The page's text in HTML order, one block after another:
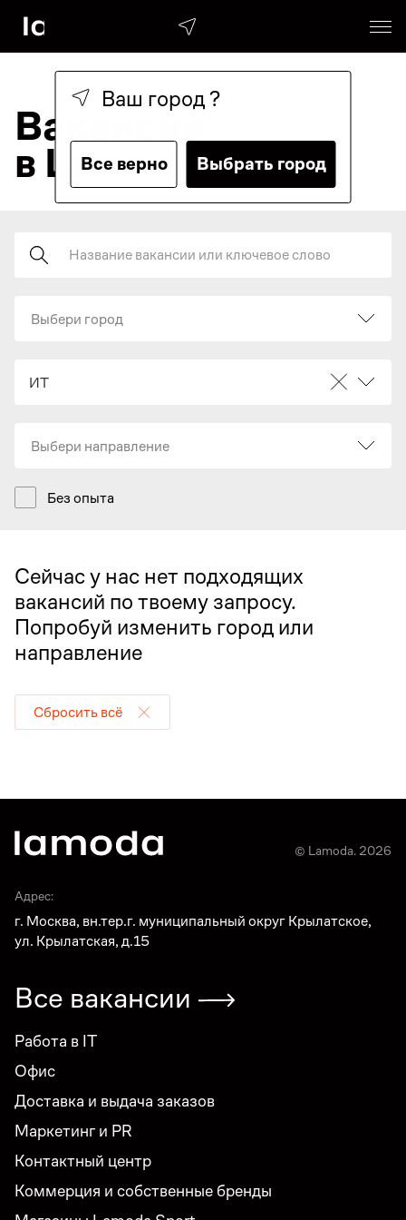
Ваш город?
Все верно Выбрать город
Вакансии
в Lamoda
Выбери город
ИТ
Выбери направление
Без опыта
Сейчас у нас нет подходящих
вакансий по твоему запросу.
Попробуй изменить город или
направление
Сбросить всё
© Lamoda. 2026
Адрес:
г. Москва, вн.тер.г. муниципальный округ Крылатское,
ул. Крылатская, д.15
Все вакансии
Работа в IT
Офис
Доставка и выдача заказов
Маркетинг и PR
Контактный центр
Коммерция и собственные бренды